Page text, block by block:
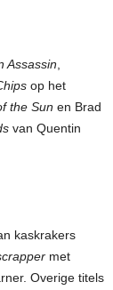
Assassin
op het
the Sun en Brad
van Quentin
kaskrakers
met
Overige titels